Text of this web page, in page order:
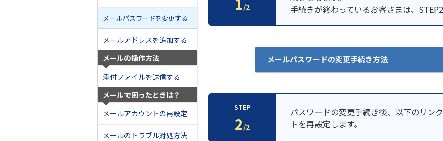
メールパスワードを変更する
メールアドレスを追加する
メールの操作方法
添付ファイルを送信する
メールで困ったときは？
メールアカウントの再設定
メールのトラブル対処方法
/2
手続きが終わっているお客さまは、STEP2
メールパスワードの変更手続き方法
STEP
2/2
パスワードの変更手続き後、以下のリン
トを再設定します。